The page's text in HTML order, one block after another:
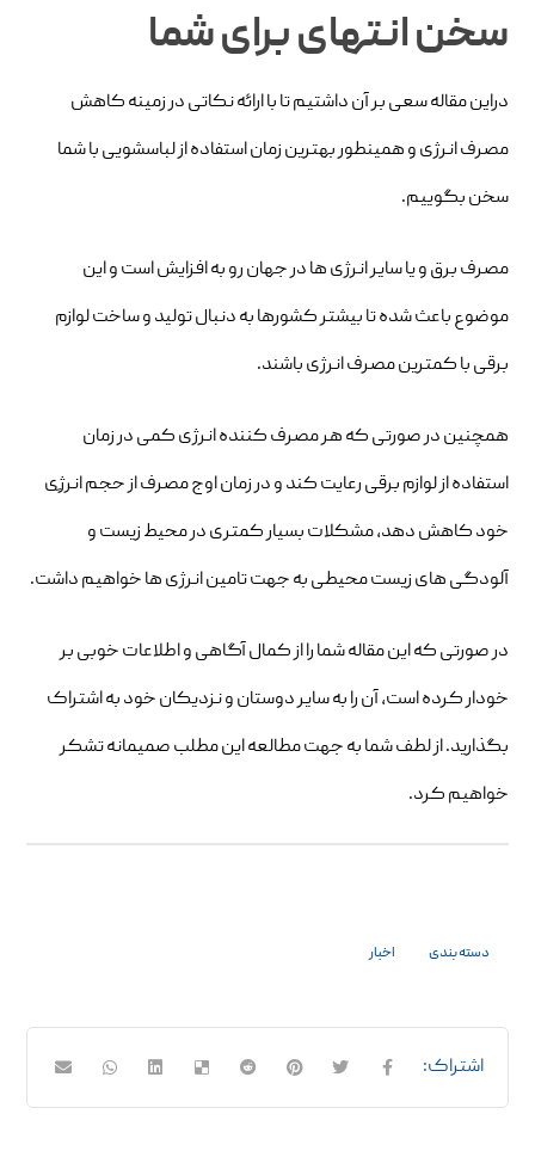
سخن انتهای برای شما
دراین مقاله سعی بر آن داشتیم تا با ارائه نکاتی در زمینه کاهش
مصرف انرژی و همینطور بهترین زمان استفاده از لباسشویی با شما
سخن بگوییم.
مصرف برق و یا سایر انرژی ها در جهان رو به افزایش است و این
موضوع باعث شده تا بیشتر کشورها به دنبال تولید و ساخت لوازم
برقی با کمترین مصرف انرژی باشند.
همچنین در صورتی که هر مصرف کننده انرژی کمی در زمان
استفاده از لوازم برقی رعایت کند و در زمان اوج مصرف از حجم انرژِی
خود کاهش دهد، مشکلات بسیار کمتری در محیط زیست و
آلودگی های زیست محیطی به جهت تامین انرژی ها خواهیم داشت.
در صورتی که این مقاله شما را از کمال آگاهی و اطلاعات خوبی بر
خودار کرده است، آن را به سایر دوستان و نزدیکان خود به اشتراک
بگذارید. از لطف شما به جهت مطالعه این مطلب صمیمانه تشکر
خواهیم کرد.
دسته بندی اخبار